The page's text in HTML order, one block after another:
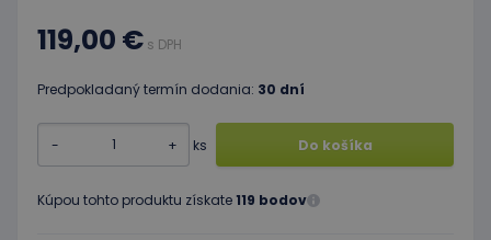
119,00 € s DPH
Predpokladaný termín dodania: 30 dní
- + ks Do košíka
Kúpou tohto produktu získate119 bodov